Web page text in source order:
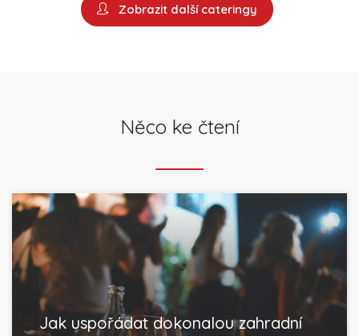
Zobrazit další cateringy
Něco ke čtení
Jak uspořádat dokonalou zahradní